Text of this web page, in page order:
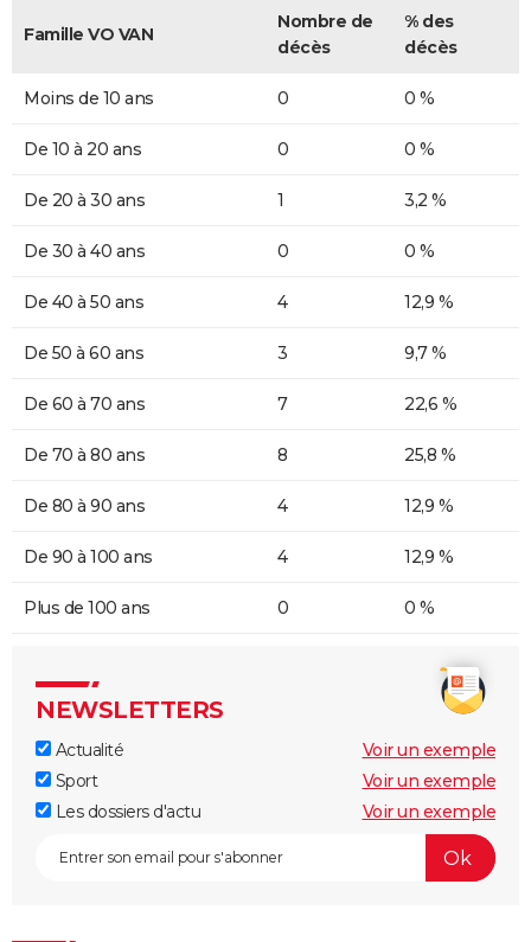
Famille VO VAN
Nombre de
décès
% des
décès
Moins de 10 ans 0 0 %
De 10 à 20 ans 0 0 %
De 20 à 30 ans 1 3,2 %
De 30 à 40 ans 0 0 %
De 40 à 50 ans 4 12,9 %
De 50 à 60 ans 3 9,7 %
De 60 à 70 ans 7 22,6 %
De 70 à 80 ans 8 25,8 %
De 80 à 90 ans 4 12,9 %
De 90 à 100 ans 4 12,9 %
Plus de 100 ans 0 0 %
NEWSLETTERS
Actualité
Voir un exemple
Sport
Voir un exemple
Les dossiers d'actu
Voir un exemple